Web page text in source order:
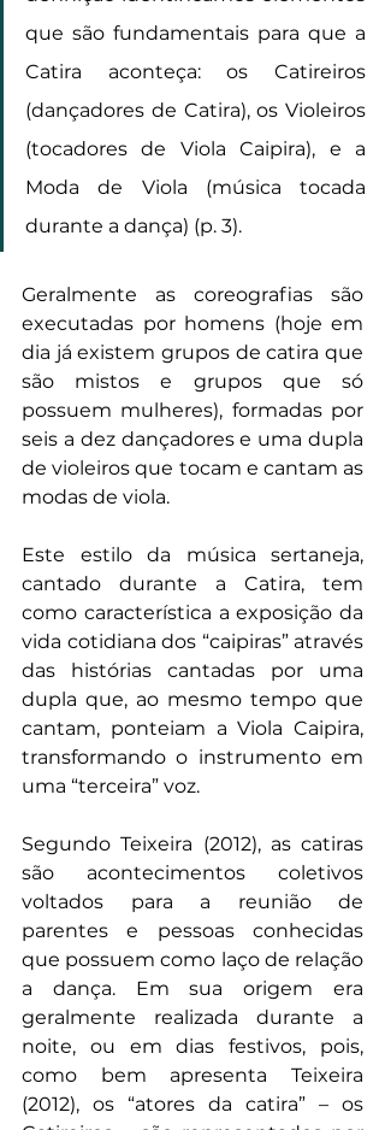
que são fundamentais para que a
Catira aconteça: os Catireiros
(dançadores de Catira), os Violeiros
(tocadores de Viola Caipira), e a
Moda de Viola (música tocada
durante a dança) (p. 3).
Geralmente as coreografias são
executadas por homens (hoje em
dia já existem grupos de catira que
são mistos e grupos que só
possuem mulheres), formadas por
seis a dez dançadores e uma dupla
de violeiros que tocam e cantam as
modas de viola.
Este estilo da música sertaneja,
cantado durante a Catira, tem
como característica a exposição da
vida cotidiana dos “caipiras” através
das histórias cantadas por uma
dupla que, ao mesmo tempo que
cantam, ponteiam a Viola Caipira,
transformando o instrumento em
uma “terceira” voz.
Segundo Teixeira (2012), as catiras
são acontecimentos coletivos
voltados para a reunião de
parentes e pessoas conhecidas
que possuem como laço de relação
a dança. Em sua origem era
geralmente realizada durante a
noite, ou em dias festivos, pois,
como bem apresenta Teixeira
(2012), os “atores da catira” – os